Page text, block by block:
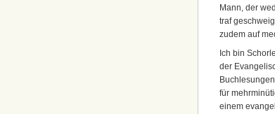
Mann, der
traf
zudem auf
Ich bin
der
für
einem